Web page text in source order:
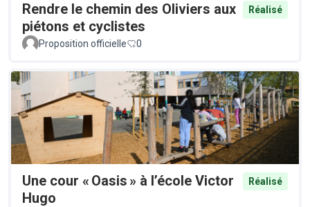
Rendre le chemin des Oliviers aux
piétons et cyclistes
Réalisé
Proposition officielle 0
Une cour « Oasis » à l’école Victor
Hugo
Réalisé